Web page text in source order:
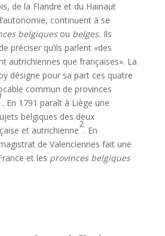
de la Flandre et du Hainaut
continuent à se
belgiques ou belges. Ils
préciser qu’ils parlent «des
autrichiennes que françaises». La
désigne pour sa part ces quatre
commun de provinces
. En 1791 paraît à Liège une
belgiques des deux
et autrichienne
2
. En
de Valenciennes fait une
et les provinces belgiques